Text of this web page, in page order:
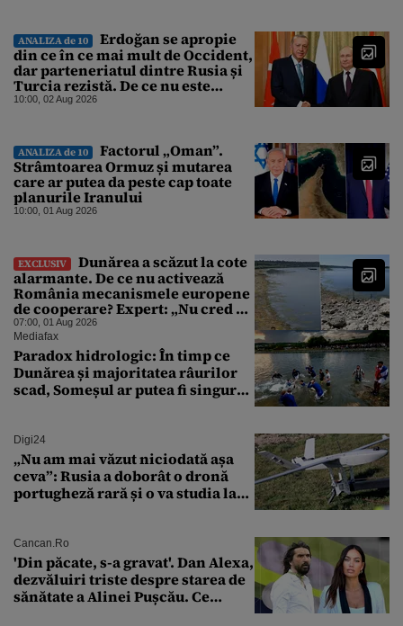
ANALIZA de 10
Erdoğan se apropie
din ce în ce mai mult de Occident,
dar parteneriatul dintre Rusia și
Turcia rezistă. De ce nu este
Moscova îngrijorată de
10:00, 02 Aug 2026
ANALIZA de 10
Factorul „Oman”.
Strâmtoarea Ormuz și mutarea
care ar putea da peste cap toate
planurile Iranului
10:00, 01 Aug 2026
EXCLUSIV
Dunărea a scăzut la cote
alarmante. De ce nu activează
România mecanismele europene
de cooperare? Expert: „Nu cred că
a sta și a aștepta ploaia reprezintă
o strategie viabilă”
07:00, 01 Aug 2026
Mediafax
Paradox hidrologic: În timp ce
Dunărea și majoritatea râurilor
scad, Someșul ar putea fi singurul
Digi24
„Nu am mai văzut niciodată așa
ceva”: Rusia a doborât o dronă
portugheză rară și o va studia la
Cancan.ro
'Din păcate, s-a gravat'. Dan Alexa,
dezvăluiri triste despre starea de
sănătate a Alinei Pușcău. Ce